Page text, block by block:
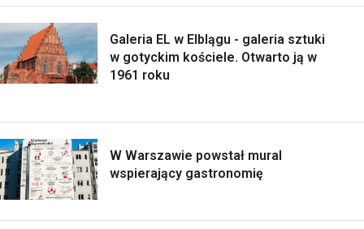
Galeria EL w Elblągu - galeria sztuki
w gotyckim kościele. Otwarto ją w
1961 roku
W Warszawie powstał mural
wspierający gastronomię